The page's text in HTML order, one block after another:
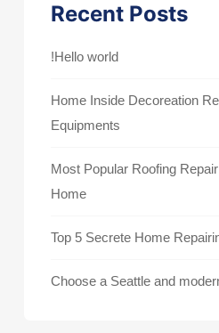
Recent Posts
Hello world!
Home Inside Decoreation
Equipments
10 Most Popular Roofing
Home
Top 5 Secrete Home
Choose a Seattle and